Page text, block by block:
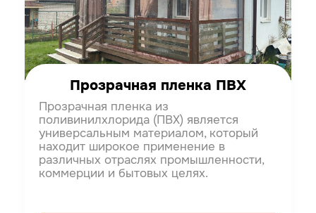
Прозрачная пленка ПВХ
Прозрачная пленка из
поливинилхлорида (ПВХ) является
универсальным материалом, который
находит широкое применение в
различных отраслях промышленности,
коммерции и бытовых целях.